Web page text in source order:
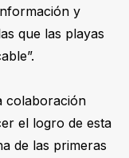
y
que las playas
colaboración
el logro de esta
de las primeras